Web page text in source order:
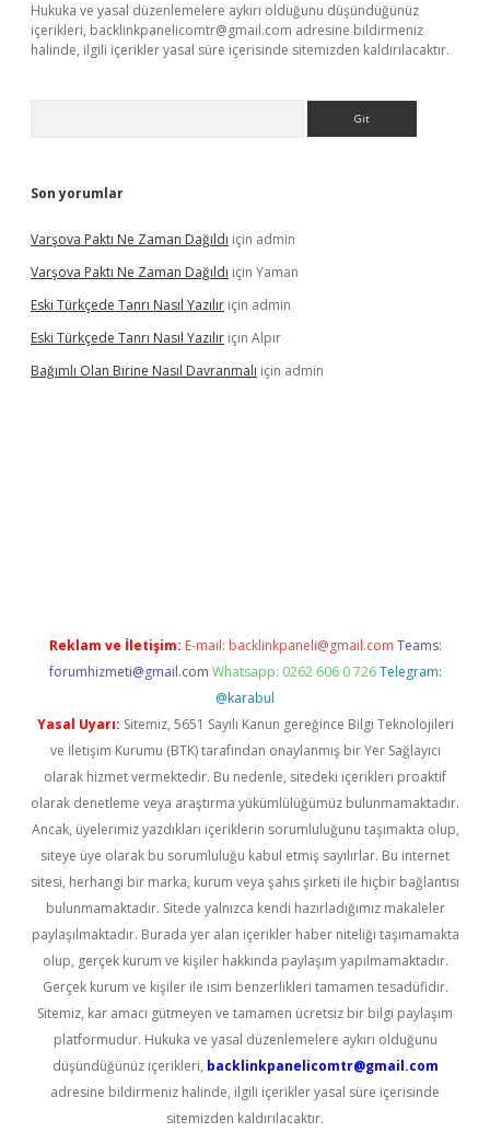
Hukuka ve yasal düzenlemelere aykırı olduğunu düşündüğünüz
içerikleri, backlinkpanelicomtr@gmail.com adresine bildirmeniz
halinde, ilgili içerikler yasal süre içerisinde sitemizden kaldırılacaktır.
Son yorumlar
Varşova Paktı Ne Zaman Dağıldı için admin
Varşova Paktı Ne Zaman Dağıldı için Yaman
Eski Türkçede Tanrı Nasıl Yazılır için admin
Eski Türkçede Tanrı Nasıl Yazılır için Alpır
Bağımlı Olan Birine Nasıl Davranmalı için admin
Reklam ve İletişim: E-mail: backlinkpaneli@gmail.com Teams:
forumhizmeti@gmail.com Whatsapp: 0262 606 0 726 Telegram:
@karabul
Yasal Uyarı: Sitemiz, 5651 Sayılı Kanun gereğince Bilgi Teknolojileri
ve İletişim Kurumu (BTK) tarafından onaylanmış bir Yer Sağlayıcı
olarak hizmet vermektedir. Bu nedenle, sitedeki içerikleri proaktif
olarak denetleme veya araştırma yükümlülüğümüz bulunmamaktadır.
Ancak, üyelerimiz yazdıkları içeriklerin sorumluluğunu taşımakta olup,
siteye üye olarak bu sorumluluğu kabul etmiş sayılırlar. Bu internet
sitesi, herhangi bir marka, kurum veya şahıs şirketi ile hiçbir bağlantısı
bulunmamaktadır. Sitede yalnızca kendi hazırladığımız makaleler
paylaşılmaktadır. Burada yer alan içerikler haber niteliği taşımamakta
olup, gerçek kurum ve kişiler hakkında paylaşım yapılmamaktadır.
Gerçek kurum ve kişiler ile isim benzerlikleri tamamen tesadüfidir.
Sitemiz, kar amacı gütmeyen ve tamamen ücretsiz bir bilgi paylaşım
platformudur. Hukuka ve yasal düzenlemelere aykırı olduğunu
düşündüğünüz içerikleri, backlinkpanelicomtr@gmail.com
adresine bildirmeniz halinde, ilgili içerikler yasal süre içerisinde
sitemizden kaldırılacaktır.